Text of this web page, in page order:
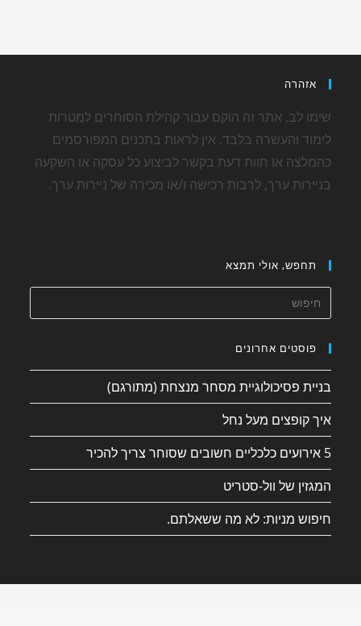
אזהרה
שימו לב, אתר זה הוקם עבור קהילת הסוחרים למטרות
לימוד והעשרה בלבד. אין לראות בתכנים המפורסמים
כהמלצה או חוות דעת בקשר לביצוע כל עסקה או השקעה
בניירות ערך, לרבות רכישה ו/או מכירה של ניירות ערך.
תחפש, אולי תמצא
פוסטים אחרונים
בניית פסיכולוגיית מסחר מנצחת (מתורגם)
איך קופצים מעל נחל
5 אירועים כלכליים חשובים שסוחר צריך להכיר
המגזין של וול-סטריט
חיפוש מניות: לא מה ששאלתם.